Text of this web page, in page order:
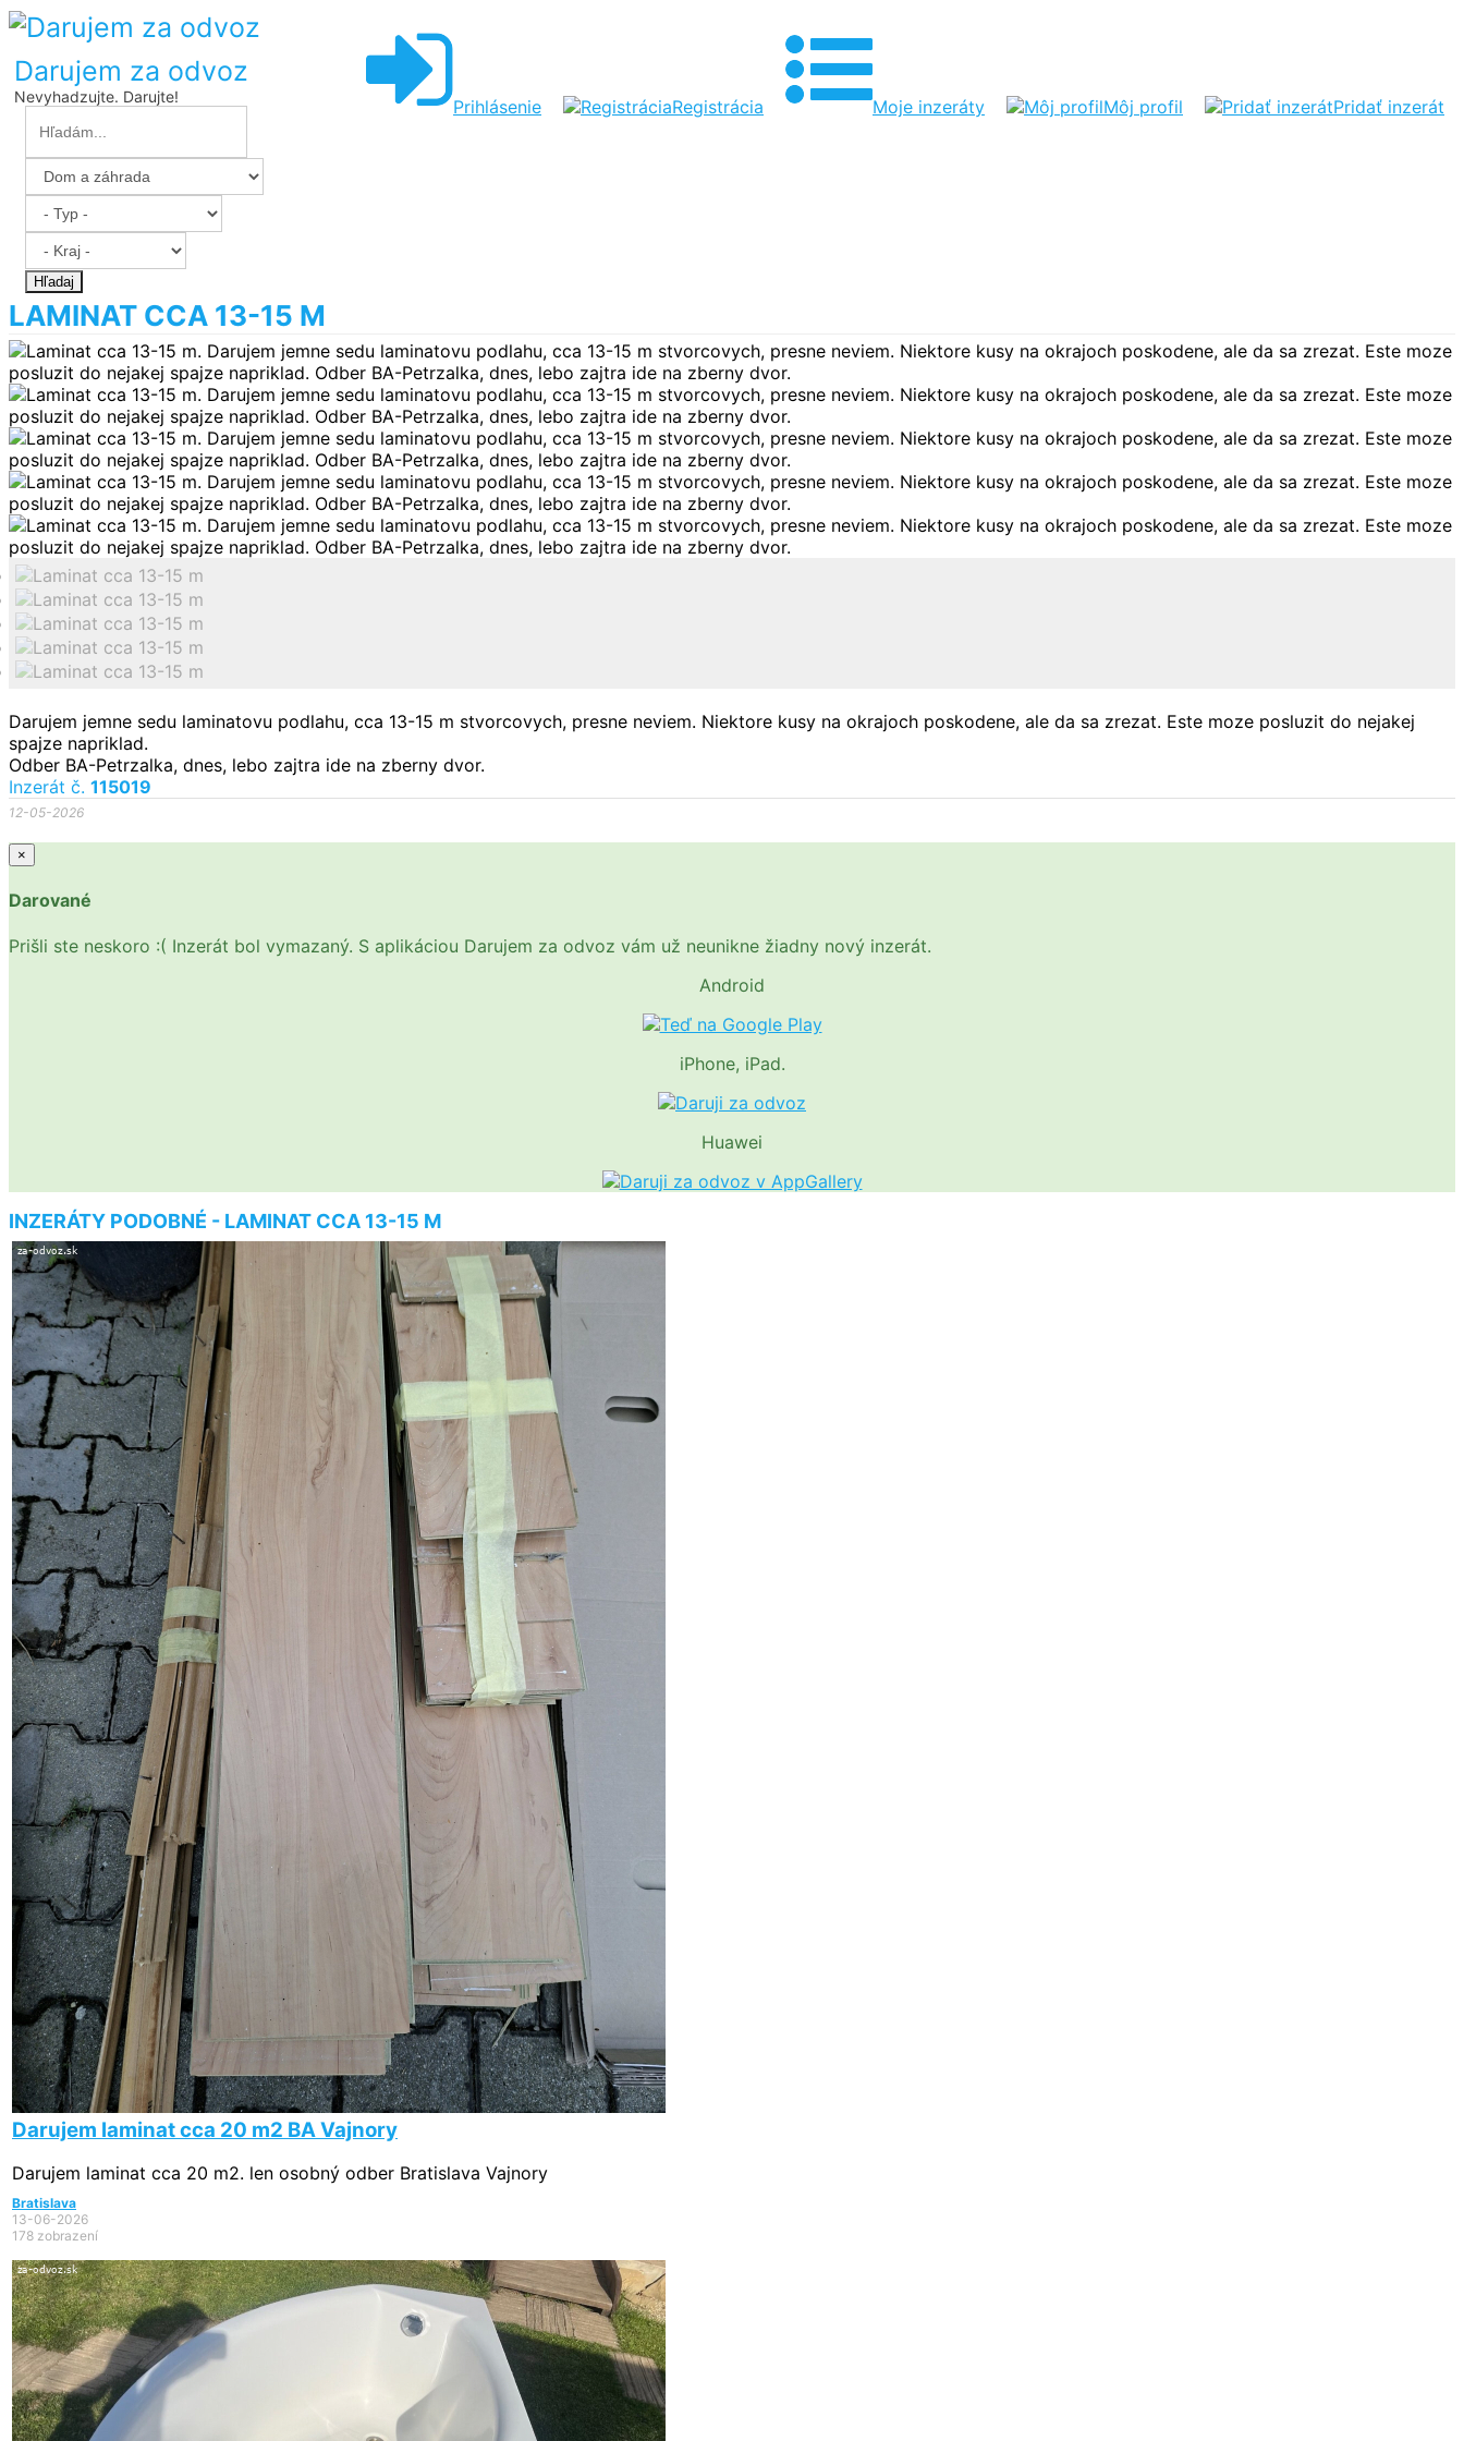
Prihlásenie Registrácia Moje inzeráty Môj profil Pridať inzerát
Darujem za odvoz
Nevyhadzujte. Darujte!
Hľadaj
LAMINAT CCA 13-15 M
Darujem jemne sedu laminatovu podlahu, cca 13-15 m stvorcovych, presne neviem. Niektore kusy na okrajoch poskodene, ale da sa zrezat. Este moze posluzit do nejakej
spajze napriklad.
Odber BA-Petrzalka, dnes, lebo zajtra ide na zberny dvor.
Inzerát č. 115019
12-05-2026
×
Darované
Prišli ste neskoro :( Inzerát bol vymazaný. S aplikáciou Darujem za odvoz vám už neunikne žiadny nový inzerát.
Android
iPhone, iPad.
Huawei
INZERÁTY PODOBNÉ - LAMINAT CCA 13-15 M
Darujem laminat cca 20 m2 BA Vajnory
Darujem laminat cca 20 m2. len osobný odber Bratislava Vajnory
Bratislava
13-06-2026
178 zobrazení